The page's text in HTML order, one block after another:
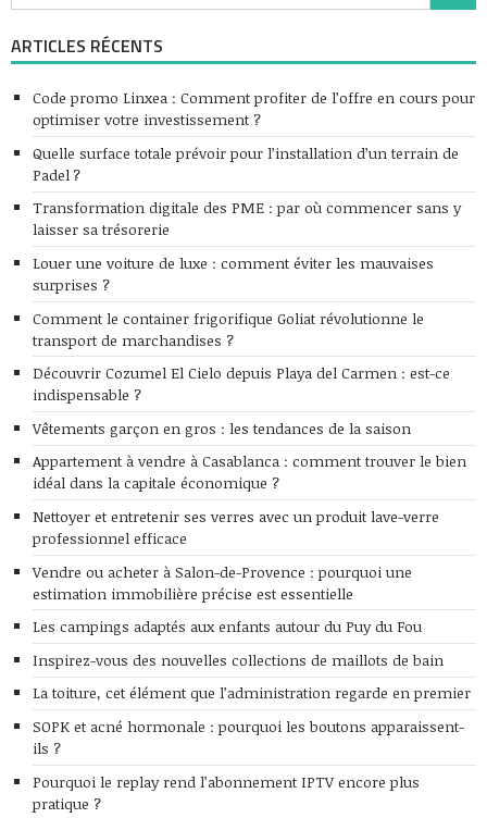
ARTICLES RÉCENTS
Code promo Linxea : Comment profiter de l’offre en cours pour
optimiser votre investissement ?
Quelle surface totale prévoir pour l’installation d’un terrain de
Padel ?
Transformation digitale des PME : par où commencer sans y
laisser sa trésorerie
Louer une voiture de luxe : comment éviter les mauvaises
surprises ?
Comment le container frigorifique Goliat révolutionne le
transport de marchandises ?
Découvrir Cozumel El Cielo depuis Playa del Carmen : est-ce
indispensable ?
Vêtements garçon en gros : les tendances de la saison
Appartement à vendre à Casablanca : comment trouver le bien
idéal dans la capitale économique ?
Nettoyer et entretenir ses verres avec un produit lave-verre
professionnel efficace
Vendre ou acheter à Salon-de-Provence : pourquoi une
estimation immobilière précise est essentielle
Les campings adaptés aux enfants autour du Puy du Fou
Inspirez-vous des nouvelles collections de maillots de bain
La toiture, cet élément que l’administration regarde en premier
SOPK et acné hormonale : pourquoi les boutons apparaissent-
ils ?
Pourquoi le replay rend l’abonnement IPTV encore plus
pratique ?